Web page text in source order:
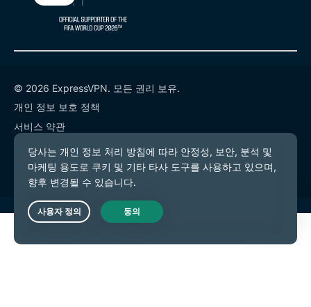
© 2026 ExpressVPN. 모든 권리 보유.
개인 정보 보호 정책
서비스 약관
쿠키 기본 설정